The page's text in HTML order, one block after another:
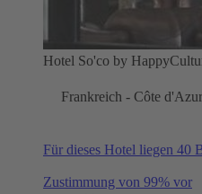
Hotel So'co by
Frankreich - Côte
Für dieses Hotel liegen 40
Zustimmung von 99% vor